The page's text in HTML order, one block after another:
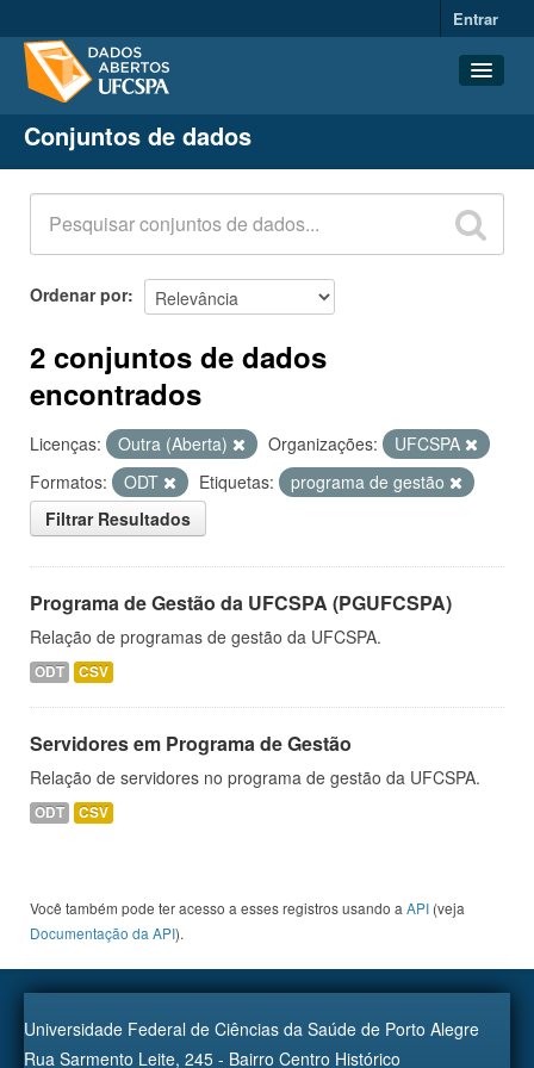
Entrar
Conjuntos de dados
Organizações
Grupos
Sobre
Conjuntos de dados
Ordenar por
2 conjuntos de dados
encontrados
Licenças: Outra (Aberta) Organizações:
UFCSPA
Formatos:
ODT Etiquetas:
programa de gestão
Filtrar Resultados
Programa de Gestão da UFCSPA (PGUFCSPA)
Relação de programas de gestão da UFCSPA.
ODT CSV
Servidores em Programa de Gestão
Relação de servidores no programa de gestão da UFCSPA.
ODT CSV
Você também pode ter acesso a esses registros usando a API (veja
Documentação da API).
Universidade Federal de Ciências da Saúde de Porto Alegre
Rua Sarmento Leite, 245 - Bairro Centro Histórico